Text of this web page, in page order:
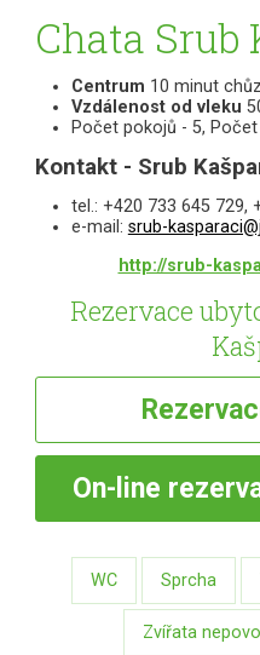
Chata Srub
Centrum 10 minut
Vzdálenost od vleku
Počet pokojů - 5,
Kontakt - Srub
tel.: +420 733 645 729,
e-mail: srub-
http://srub-
Rezervace
On-line
WC Sprcha
Zvířata